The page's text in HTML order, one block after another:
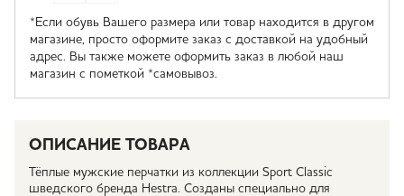
*Если обувь Вашего размера или товар находится в другом
магазине, просто оформите заказ с доставкой на удобный
адрес. Вы также можете оформить заказ в любой наш
магазин с пометкой *самовывоз.
ОПИСАНИЕ ТОВАРА
Тёплые мужские перчатки из коллекции Sport Classic
шведского бренда Hestra. Созданы специально для